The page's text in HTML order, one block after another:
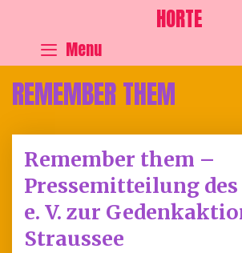
HORTE
Menu
REMEMBER THEM
Remember them –
Pressemitteilung des
e. V. zur
Straussee